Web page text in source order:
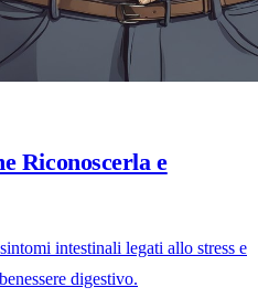
Riconoscerla e
intestinali legati allo stress e
digestivo.